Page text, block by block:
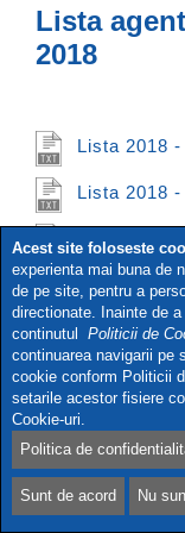
Lista
2018
Lista 2018
Lista 2018
Lista 2018
Lista 2018
Politica de
Copyright ©
Acest site foloseste
experienta mai buna de
de pe site, pentru a
directionate. Inainte de
continutul Politicii de
continuarea navigarii pe
cookie conform Politicii
setarile acestor fisiere
Cookie-uri.
Politica de
Sunt de acord Nu